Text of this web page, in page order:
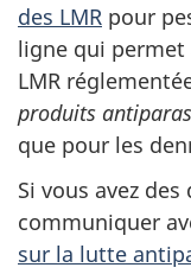
des LMR pour
ligne qui permet
LMR
produits
que pour les
Si vous avez
communiquer
sur la lutte